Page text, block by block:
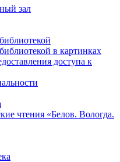
зал
в картинках
доступа к
чтения «Белов. Вологда.